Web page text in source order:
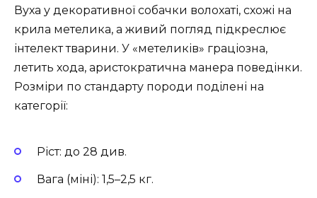
Вуха у декоративної собачки волохаті, схожі на
крила метелика, а живий погляд підкреслює
інтелект тварини. У «метеликів» граціозна,
летить хода, аристократична манера поведінки.
Розміри по стандарту породи поділені на
категорії:
Ріст: до 28 див.
Вага (міні): 1,5–2,5 кг.